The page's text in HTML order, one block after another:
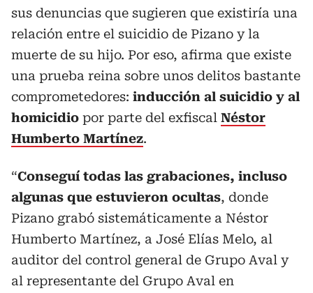
sus denuncias que sugieren que existiría una
relación entre el suicidio de Pizano y la
muerte de su hijo. Por eso, afirma que existe
una prueba reina sobre unos delitos bastante
comprometedores: inducción al suicidio y al
homicidio por parte del exfiscal Néstor
Humberto Martínez.
“Conseguí todas las grabaciones, incluso
algunas que estuvieron ocultas, donde
Pizano grabó sistemáticamente a Néstor
Humberto Martínez, a José Elías Melo, al
auditor del control general de Grupo Aval y
al representante del Grupo Aval en